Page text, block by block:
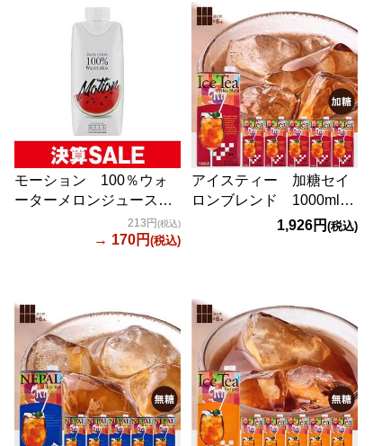
モーション 100％ウォ
ーターメロンジュース
213円(税込)
→ 170円(税込)
アイスティー 加糖セイ
ロンブレンド 1000ml×6
本【賞味期限：1,926円 (税込)